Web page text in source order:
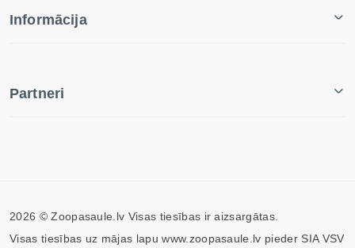
Informācija
Partneri
2026 © Zoopasaule.lv Visas tiesības ir aizsargātas.
Visas tiesības uz mājas lapu www.zoopasaule.lv pieder SIA VSV